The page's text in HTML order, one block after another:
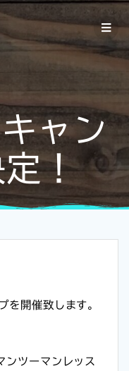
ャン
！
を開催致します。
ンツーマンレッス